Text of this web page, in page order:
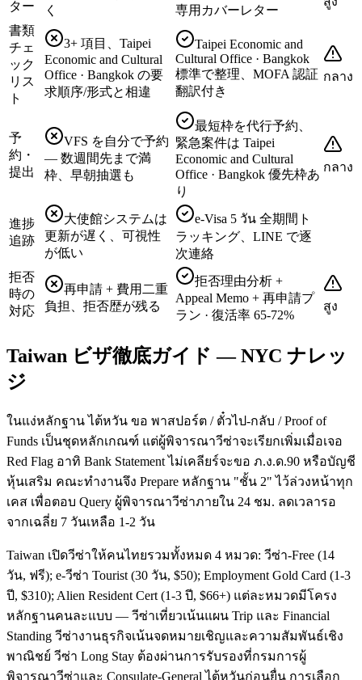
ター
く
専用カバーレター
書類
チェ
ック
リス
ト
3+ 項目、Taipei
Economic and Cultural
Office · Bangkok の要
求順序/形式と相違
Taipei Economic and
Cultural Office · Bangkok
標準で整理、MOFA 認証
翻訳付き
กลาง
予
約・
提出
VFS を自分で予約
— 数週間先まで満
枠、早朝抽選も
最短枠を代行予約、
緊急案件は Taipei
Economic and Cultural
Office · Bangkok 優先枠あ
り
กลาง
進捗
追跡
大使館システムは
更新が遅く、可視性
が低い
e-Visa 5 วัน 全期間ト
ラッキング、LINE で逐
次連絡
拒否
時の
対応
再申請 + 費用二重
負担、拒否歴が残る
拒否理由分析 +
Appeal Memo + 再申請プ
ラン · 復活率 65-72%
สูง
Taiwan ビザ徹底ガイド — NYC ナレッ
ジ
ในแง่หลักฐาน ไต้หวัน ขอ พาสปอร์ต / ตั๋วไป-กลับ / Proof of
Funds เป็นชุดหลักเกณฑ์ แต่ผู้พิจารณาวีซ่าจะเรียกเพิ่มเมื่อเจอ
Red Flag อาทิ Bank Statement ไม่เคลียร์จะขอ ภ.ง.ด.90 หรือบัญชี
หุ้นเสริม คณะทำงานจึง Prepare หลักฐาน "ชั้น 2" ไว้ล่วงหน้าทุก
เคส เพื่อตอบ Query ผู้พิจารณาวีซ่าภายใน 24 ชม. ลดเวลารอ
จากเฉลี่ย 7 วันเหลือ 1-2 วัน
Taiwan เปิดวีซ่าให้คนไทยรวมทั้งหมด 4 หมวด: วีซ่า-Free (14
วัน, ฟรี); e-วีซ่า Tourist (30 วัน, $50); Employment Gold Card (1-3
ปี, $310); Alien Resident Cert (1-3 ปี, $66+) แต่ละหมวดมีโครง
หลักฐานคนละแบบ — วีซ่าเที่ยวเน้นแผน Trip และ Financial
Standing วีซ่างานธุรกิจเน้นจดหมายเชิญและความสัมพันธ์เชิง
พาณิชย์ วีซ่า Long Stay ต้องผ่านการรับรองที่กรมการผู้
พิจารณาวีซ่าและ Consulate-General ไต้หวันก่อนยื่น การเลือก